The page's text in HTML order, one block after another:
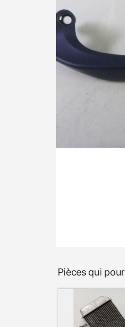
Pièces qui